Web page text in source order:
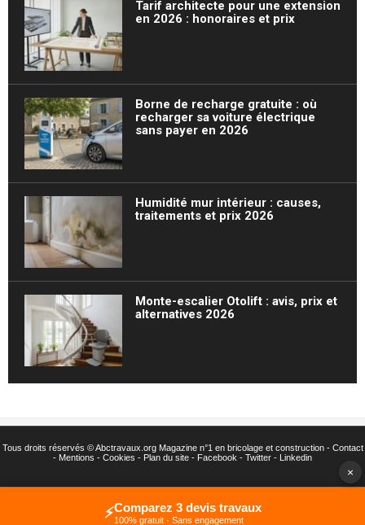
Tarif architecte pour une extension
en 2026 : honoraires et prix
Borne de recharge gratuite : où
recharger sa voiture électrique
sans payer en 2026
Humidité mur intérieur : causes,
traitements et prix 2026
Monte-escalier Otolift : avis, prix et
alternatives 2026
Tous droits réservés ©Abctravaux.org Magazine n°1 en bricolage et construction - Contact
- Mentions - Cookies - Plan du site - Facebook - Twitter - Linkedin
⚡Comparez 3 devis travaux
100% gratuit · Sans engagement
×